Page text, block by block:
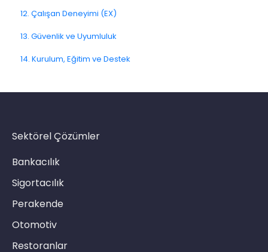
4.11. Kanal Dağıtımı ve Performans
4.12. Kanal Sorunlarına Çözümler
Link Kanalı
5.10. Geri Bildirimleri Dışa Aktarma
11.7. Yolculuk Sinyalleri
12. Çalışan Deneyimi (EX)
13. Güvenlik ve Uyumluluk
14. Kurulum, Eğitim ve Destek
Sektörel Çözümler
Bankacılık
Sigortacılık
Perakende
Otomotiv
Restoranlar